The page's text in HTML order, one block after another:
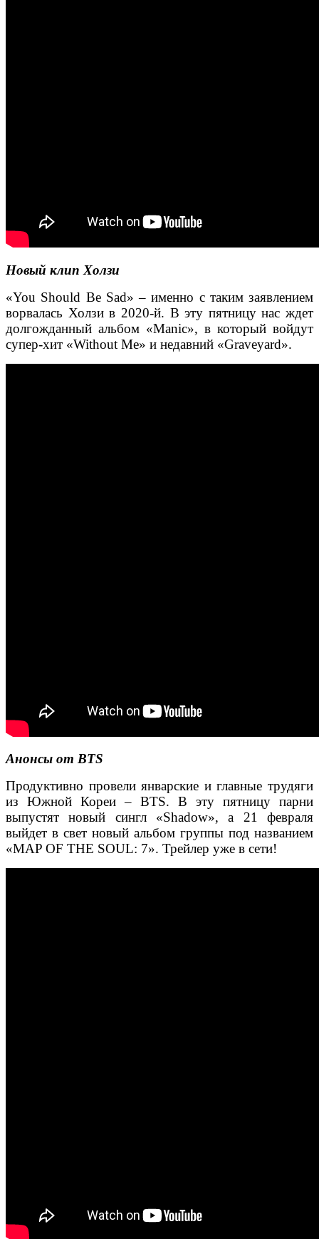
Новый клип Холзи
«You Should Be Sad» – именно с таким заявлением
ворвалась Холзи в 2020-й. В эту пятницу нас ждет
долгожданный альбом «Manic», в который войдут
супер-хит «Without Me» и недавний «Graveyard».
Анонсы от BTS
Продуктивно провели январские и главные трудяги
из Южной Кореи – BTS. В эту пятницу парни
выпустят новый сингл «Shadow», а 21 февраля
выйдет в свет новый альбом группы под названием
«MAP OF THE SOUL: 7». Трейлер уже в сети!